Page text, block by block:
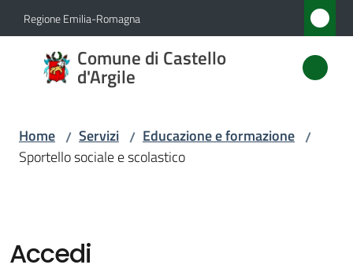
Vai al contenuto
Vai alla navigazione
Vai al footer
Regione Emilia-Romagna
Comune di Castello
d'Argile
Comune
di
Novità
Home / Servizi / Educazione e formazione /
Sportello sociale e scolastico
Accedi